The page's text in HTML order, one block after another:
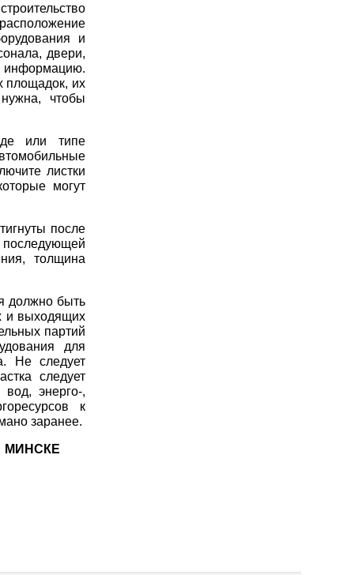
и
двери,
информацию.
площадок, их
чтобы
или типе
листки
могут
после
последующей
толщина
должно быть
и выходящих
партий
для
Не следует
следует
вод, энерго-,
к
заранее.
МИНСКЕ